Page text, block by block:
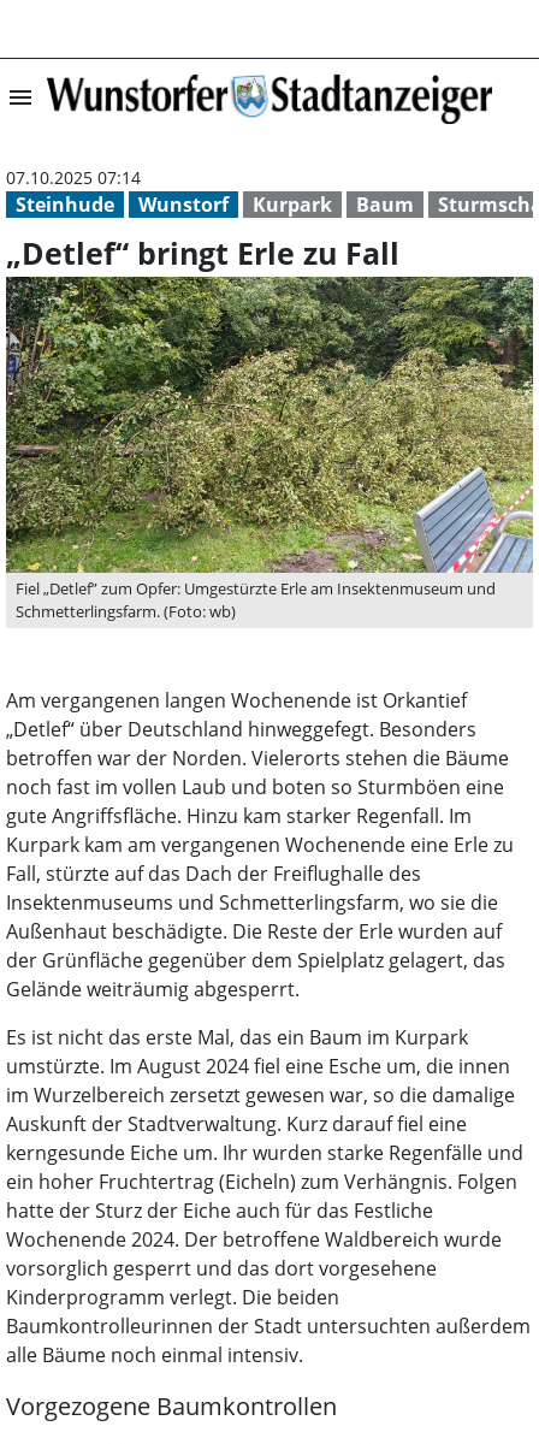
menu „Detlef“ bringt
Steinhude Wunstorf Kurpark Baum
07.10.2025 07:14
„Detlef“ bringt Erle zu Fall
Fiel „Detlef” zum Opfer: Umgestürzte Erle am Insektenmuseum und
Schmetterlingsfarm. (Foto: wb)
Am vergangenen langen Wochenende ist Orkantief
„Detlef“ über Deutschland hinweggefegt. Besonders
betroffen war der Norden. Vielerorts stehen die Bäume
noch fast im vollen Laub und boten so Sturmböen eine
gute Angriffsfläche. Hinzu kam starker Regenfall. Im
Kurpark kam am vergangenen Wochenende eine Erle zu
Fall, stürzte auf das Dach der Freiflughalle des
Insektenmuseums und Schmetterlingsfarm, wo sie die
Außenhaut beschädigte. Die Reste der Erle wurden auf
der Grünfläche gegenüber dem Spielplatz gelagert, das
Gelände weiträumig abgesperrt.
Es ist nicht das erste Mal, das ein Baum im Kurpark
umstürzte. Im August 2024 fiel eine Esche um, die innen
im Wurzelbereich zersetzt gewesen war, so die damalige
Auskunft der Stadtverwaltung. Kurz darauf fiel eine
kerngesunde Eiche um. Ihr wurden starke Regenfälle und
ein hoher Fruchtertrag (Eicheln) zum Verhängnis. Folgen
hatte der Sturz der Eiche auch für das Festliche
Wochenende 2024. Der betroffene Waldbereich wurde
vorsorglich gesperrt und das dort vorgesehene
Kinderprogramm verlegt. Die beiden
Baumkontrolleurinnen der Stadt untersuchten außerdem
alle Bäume noch einmal intensiv.
Vorgezogene Baumkontrollen